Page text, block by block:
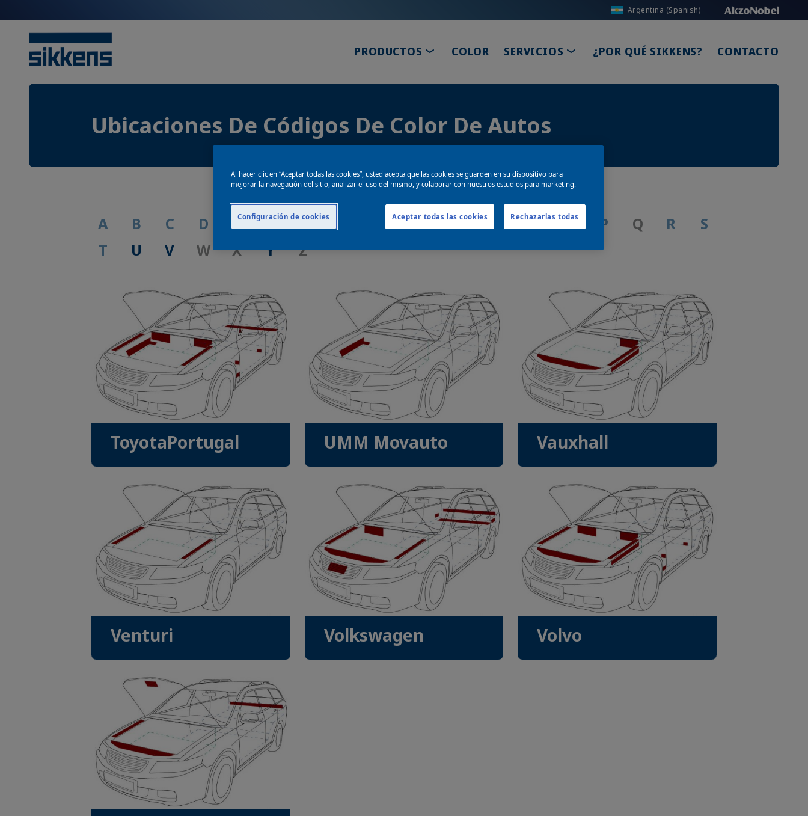
Argentina (Spanish)
PRODUCTOS TOGGLE DROPDOWN
COLOR SERVICIOS TOGGLE DROPDOWN
¿POR QUÉ SIKKENS? CONTACTO
Ubicaciones De Códigos De Color De Autos
A B C D E F G H J K L M N O P Q R
S
T
U V W X Y Z
ToyotaPortugal UMM Movauto Vauxhall
Venturi Volkswagen Volvo
Al hacer clic en “Aceptar todas las cookies”, usted acepta que las cookies se guarden en su dispositivo para
mejorar la navegación del sitio, analizar el uso del mismo, y colaborar con nuestros estudios para marketing.
Configuración de cookies Rechazarlas todas
Aceptar todas las cookies